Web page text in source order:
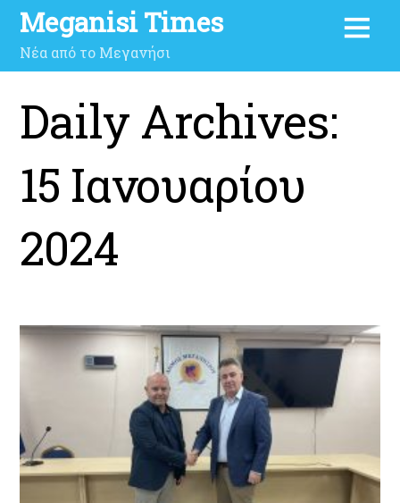
Meganisi Times
Νέα από το Μεγανήσι
Daily Archives:
15 Ιανουαρίου
2024